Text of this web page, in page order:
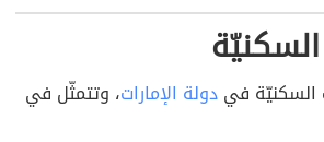
السكنيّة فيدولة الإمارات، وتتمثّل في